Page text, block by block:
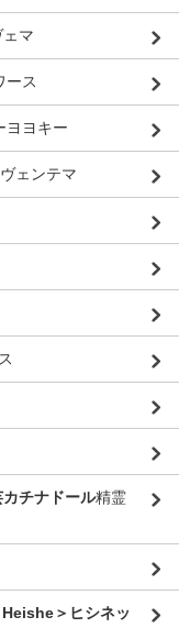
マ
ース
ヨヨキー
ェンテマ
チナドール精霊
＞ヒシネッ